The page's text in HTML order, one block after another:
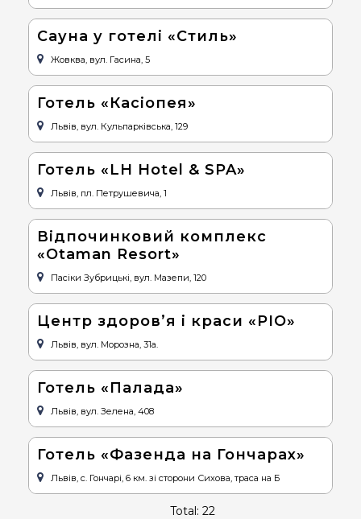
Сауна у готелі «Стиль»
Жовква, вул. Гасина, 5
Готель «Касіопея»
Львів, вул. Кульпарківська, 129
Готель «LH Hotel & SPA»
Львів, пл. Петрушевича, 1
Відпочинковий комплекс
«Otaman Resort»
Пасіки Зубрицькі, вул. Мазепи, 120
Центр здоров’я і краси «РІО»
Львів, вул. Морозна, 31а.
Готель «Палада»
Львів, вул. Зелена, 408
Готель «Фазенда на Гончарах»
Львів, с. Гончарі, 6 км. зі сторони Сихова, траса на Б
Total: 22